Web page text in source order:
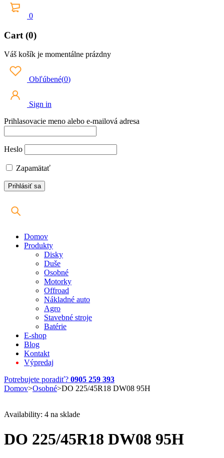
0
Cart (0)
Váš košík je momentálne prázdny
Obľúbené(0)
Sign in
Prihlasovacie meno alebo e-mailová adresa
Heslo
Zapamätať
Domov
Produkty
Disky
Duše
Osobné
Motorky
Offroad
Nákladné auto
Agro
Stavebné stroje
Batérie
E-shop
Blog
Kontakt
Výpredaj
Potrebujete poradiť? 0905 259 393
Domov>Osobné>DO 225/45R18 DW08 95H
Availability: 4 na sklade
DO 225/45R18 DW08 95H